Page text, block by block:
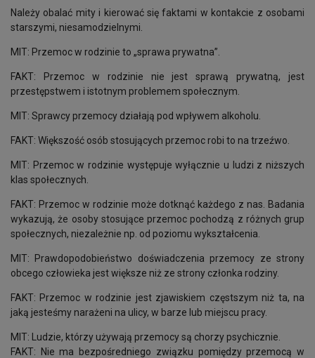
Należy obalać mity i kierować się faktami w kontakcie z osobami
starszymi, niesamodzielnymi.
MIT: Przemoc w rodzinie to „sprawa prywatna”.
FAKT: Przemoc w rodzinie nie jest sprawą prywatną, jest
przestępstwem i istotnym problemem społecznym.
MIT: Sprawcy przemocy działają pod wpływem alkoholu.
FAKT: Większość osób stosujących przemoc robi to na trzeźwo.
MIT: Przemoc w rodzinie występuje wyłącznie u ludzi z niższych
klas społecznych.
FAKT: Przemoc w rodzinie może dotknąć każdego z nas. Badania
wykazują, że osoby stosujące przemoc pochodzą z różnych grup
społecznych, niezależnie np. od poziomu wykształcenia.
MIT: Prawdopodobieństwo doświadczenia przemocy ze strony
obcego człowieka jest większe niż ze strony członka rodziny.
FAKT: Przemoc w rodzinie jest zjawiskiem częstszym niż ta, na
jaką jesteśmy narażeni na ulicy, w barze lub miejscu pracy.
MIT: Ludzie, którzy używają przemocy są chorzy psychicznie.
FAKT: Nie ma bezpośredniego związku pomiędzy przemocą w